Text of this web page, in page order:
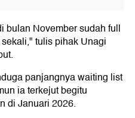
bulan November sudah full
tulis pihak Unagi
panjangnya waiting list
ia terkejut begitu
di Januari 2026.